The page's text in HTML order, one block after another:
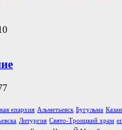
епархия Альметьевск Бугульма
Литургия Свято-Троицкий храм